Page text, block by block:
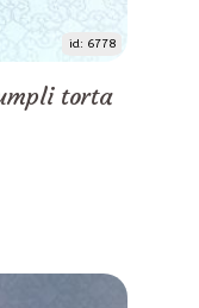
id: 6778
torta